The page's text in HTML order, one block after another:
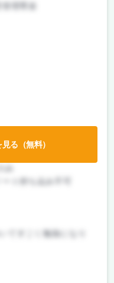
ト持ち込み不可
てすごく勉強になり
る（無料）